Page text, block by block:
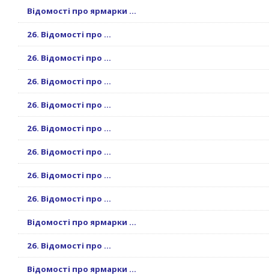
Відомості про ярмарки ...
26. Відомості про ...
26. Відомості про ...
26. Відомості про ...
26. Відомості про ...
26. Відомості про ...
26. Відомості про ...
26. Відомості про ...
26. Відомості про ...
Відомості про ярмарки ...
26. Відомості про ...
Відомості про ярмарки ...